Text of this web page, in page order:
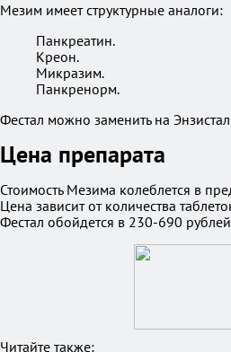
Мезим имеет структурные аналоги:
Панкреатин.
Креон.
Микразим.
Панкренорм.
Фестал можно заменить на
Цена препарата
Стоимость Мезима колеблется в
Цена зависит от количества
Фестал обойдется в 230-690
Читайте также: